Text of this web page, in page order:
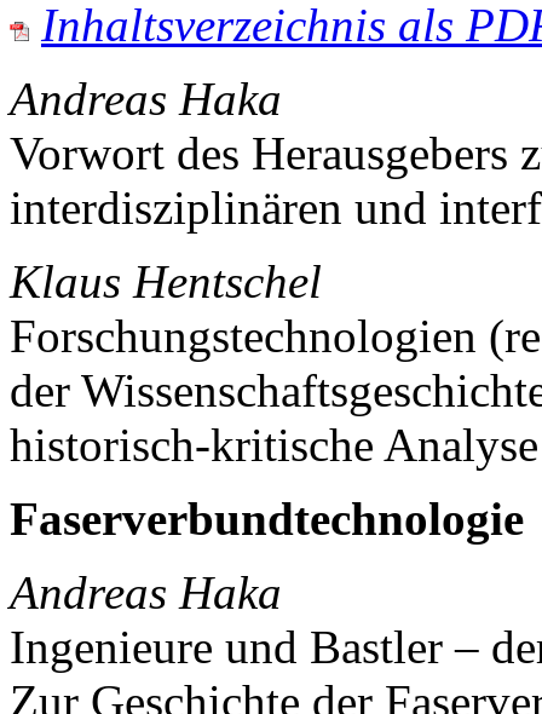
Inhaltsverzeichnis als
Andreas Haka
Vorwort des Herausgebers
interdisziplinären und
Klaus Hentschel
Forschungstechnologien
der
historisch-kritische Analyse
Faserverbundtechnologie
Andreas Haka
Ingenieure und Bastler –
Zur Geschichte der